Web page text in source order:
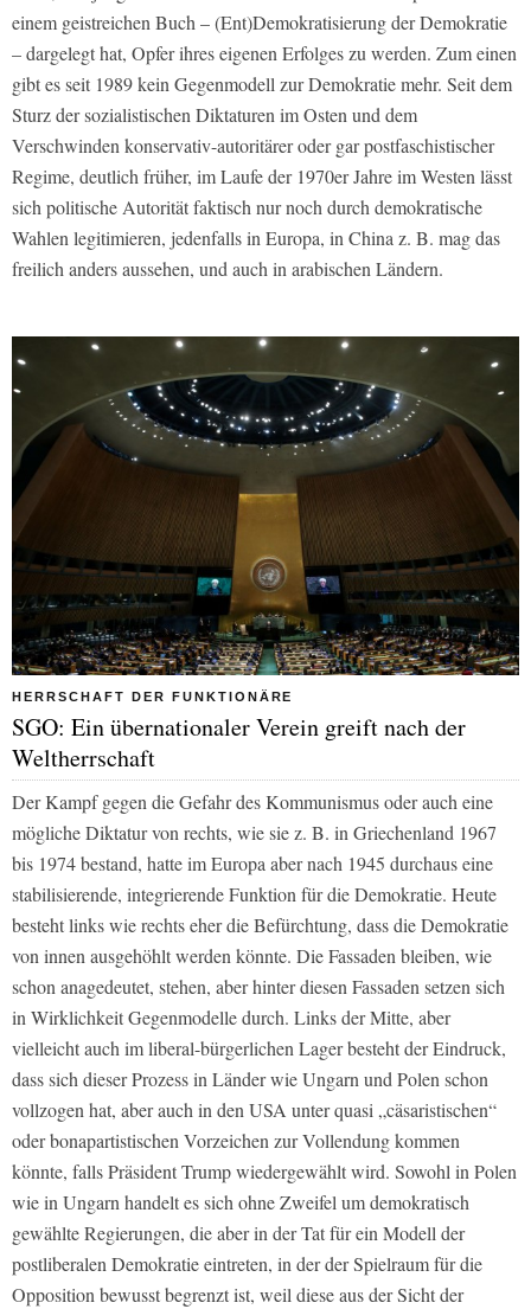
einem geistreichen Buch – (Ent)Demokratisierung der Demokratie
– dargelegt hat, Opfer ihres eigenen Erfolges zu werden. Zum einen
gibt es seit 1989 kein Gegenmodell zur Demokratie mehr. Seit dem
Sturz der sozialistischen Diktaturen im Osten und dem
Verschwinden konservativ-autoritärer oder gar postfaschistischer
Regime, deutlich früher, im Laufe der 1970er Jahre im Westen lässt
sich politische Autorität faktisch nur noch durch demokratische
Wahlen legitimieren, jedenfalls in Europa, in China z. B. mag das
freilich anders aussehen, und auch in arabischen Ländern.
HERRSCHAFT DER FUNKTIONÄRE
SGO: Ein übernationaler Verein greift nach der
Weltherrschaft
Der Kampf gegen die Gefahr des Kommunismus oder auch eine
mögliche Diktatur von rechts, wie sie z. B. in Griechenland 1967
bis 1974 bestand, hatte im Europa aber nach 1945 durchaus eine
stabilisierende, integrierende Funktion für die Demokratie. Heute
besteht links wie rechts eher die Befürchtung, dass die Demokratie
von innen ausgehöhlt werden könnte. Die Fassaden bleiben, wie
schon anagedeutet, stehen, aber hinter diesen Fassaden setzen sich
in Wirklichkeit Gegenmodelle durch. Links der Mitte, aber
vielleicht auch im liberal-bürgerlichen Lager besteht der Eindruck,
dass sich dieser Prozess in Länder wie Ungarn und Polen schon
vollzogen hat, aber auch in den USA unter quasi „cäsaristischen“
oder bonapartistischen Vorzeichen zur Vollendung kommen
könnte, falls Präsident Trump wiedergewählt wird. Sowohl in Polen
wie in Ungarn handelt es sich ohne Zweifel um demokratisch
gewählte Regierungen, die aber in der Tat für ein Modell der
postliberalen Demokratie eintreten, in der der Spielraum für die
Opposition bewusst begrenzt ist, weil diese aus der Sicht der